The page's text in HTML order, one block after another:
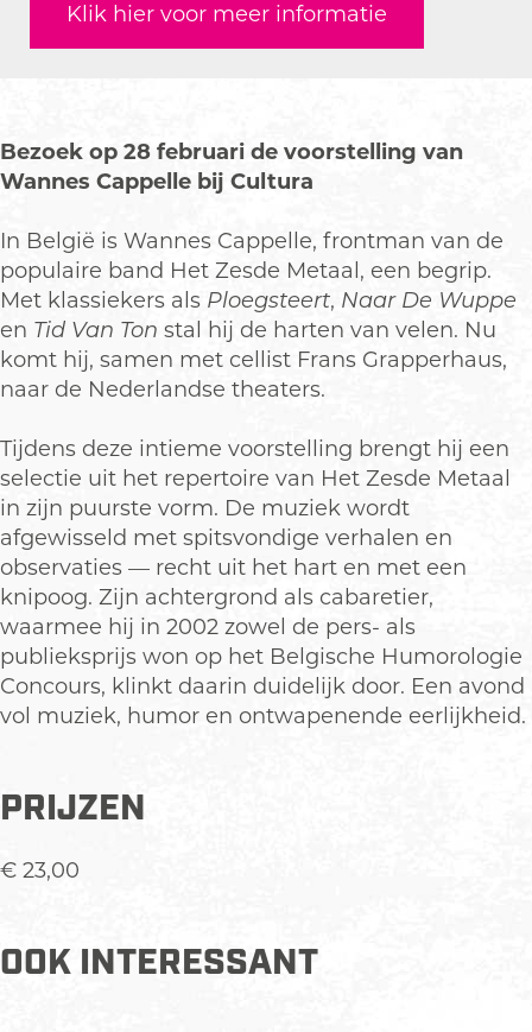
e
s
M
e
a
a
l
t
Z
d
e
M
e
t
a
a
l
e
t
s
d
e
M
e
t
a
a
l
e
s
M
e
a
a
l
H
e
e
s
e
M
e
t
a
a
Klik hier voor meer informatie
Bezoek op 28 februari de voorstelling van
Wannes Cappelle bij Cultura
In België is Wannes Cappelle, frontman van de
populaire band Het Zesde Metaal, een begrip.
Met klassiekers als Ploegsteert, Naar De Wuppe
en Tid Van Ton stal hij de harten van velen. Nu
komt hij, samen met cellist Frans Grapperhaus,
naar de Nederlandse theaters.
Tijdens deze intieme voorstelling brengt hij een
selectie uit het repertoire van Het Zesde Metaal
in zijn puurste vorm. De muziek wordt
afgewisseld met spitsvondige verhalen en
observaties — recht uit het hart en met een
knipoog. Zijn achtergrond als cabaretier,
waarmee hij in 2002 zowel de pers- als
publieksprijs won op het Belgische Humorologie
Concours, klinkt daarin duidelijk door. Een avond
vol muziek, humor en ontwapenende eerlijkheid.
PRIJZEN
€ 23,00
OOK INTERESSANT